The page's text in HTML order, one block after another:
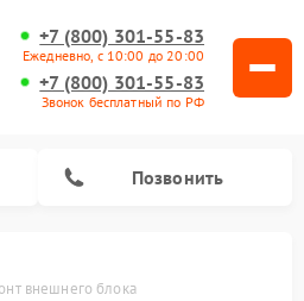
+7 (800) 301-55-83
Ежедневно, с 10:00 до 20:00
+7 (800) 301-55-83
Звонок бесплатный по РФ
Позвонить
внешнего блока